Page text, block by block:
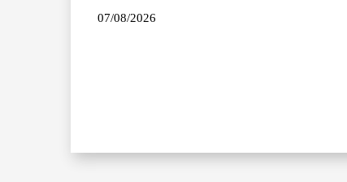
07/08/2026